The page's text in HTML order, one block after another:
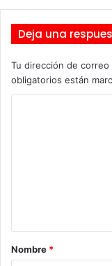
Deja una
Tu dirección de
obligatorios están
a
r
Nombre *